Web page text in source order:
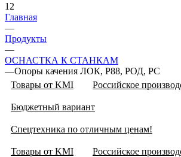
12
Главная
—
Продукты
—
ОСНАСТКА К СТАНКАМ
—Опоры качения ЛОК, Р88, РОД, РС
Товары от KMI
Российское
Бюджетный вариант
Спецтехника по отличным ценам!
Товары от KMI Российское